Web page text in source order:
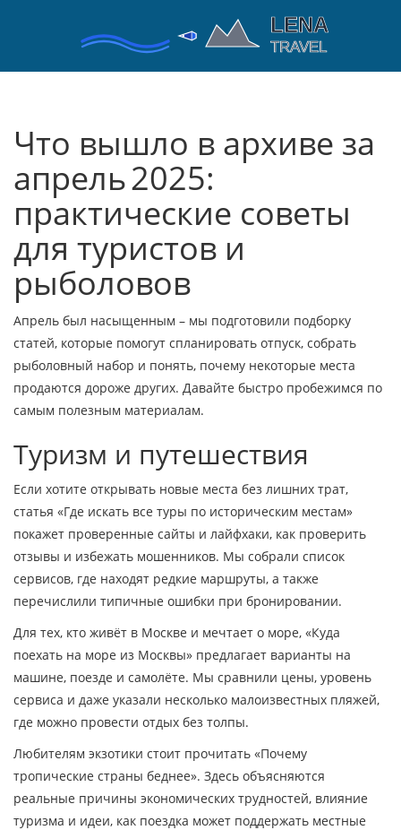
Что вышло в архиве за
апрель 2025:
практические советы
для туристов и
рыболовов
Апрель был насыщенным – мы подготовили подборку
статей, которые помогут спланировать отпуск, собрать
рыболовный набор и понять, почему некоторые места
продаются дороже других. Давайте быстро пробежимся по
самым полезным материалам.
Туризм и путешествия
Если хотите открывать новые места без лишних трат,
статья «Где искать все туры по историческим местам»
покажет проверенные сайты и лайфхаки, как проверить
отзывы и избежать мошенников. Мы собрали список
сервисов, где находят редкие маршруты, а также
перечислили типичные ошибки при бронировании.
Для тех, кто живёт в Москве и мечтает о море, «Куда
поехать на море из Москвы» предлагает варианты на
машине, поезде и самолёте. Мы сравнили цены, уровень
сервиса и даже указали несколько малоизвестных пляжей,
где можно провести отдых без толпы.
Любителям экзотики стоит прочитать «Почему
тропические страны беднее». Здесь объясняются
реальные причины экономических трудностей, влияние
туризма и идеи, как поездка может поддержать местные